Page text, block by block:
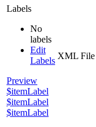
Labels
No
labels
Edit
Labels
Preview
$itemLabel
$itemLabel
$itemLabel
XML File